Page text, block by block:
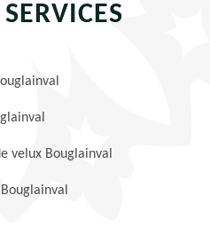
velux Bouglainval